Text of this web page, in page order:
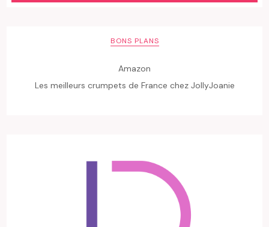
BONS PLANS
Amazon
Les meilleurs crumpets de France chez JollyJoanie